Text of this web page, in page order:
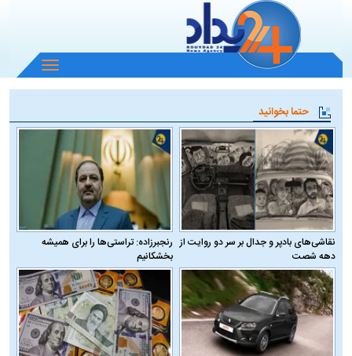
باز
و
منو
حتما بخوانید
نقاشی‌های بادپر و جدال بر سر دو روایت از
دهه شصت
رنجبرزاده: تراستی‌ها را برای همیشه
بخشکانیم